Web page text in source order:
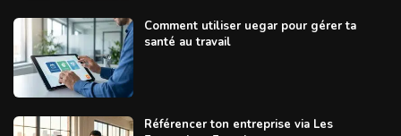
Comment utiliser uegar pour gérer ta
santé au travail
Référencer ton entreprise via Les